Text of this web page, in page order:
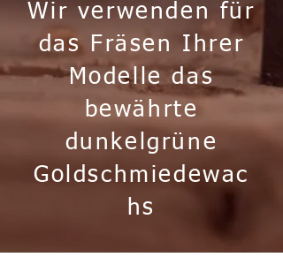
Wir verwenden für
das Fräsen Ihrer
Modelle das
bewährte
dunkelgrüne
Goldschmiedewac
hs